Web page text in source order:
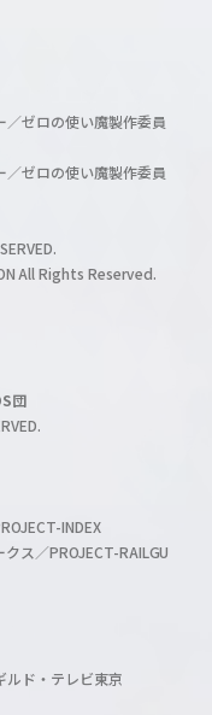
ゼロの使い魔製作委員
ゼロの使い魔製作委員
All Rights Reserved.
団
INDEX
ス／PROJECT-RAILGU
ド・テレビ東京